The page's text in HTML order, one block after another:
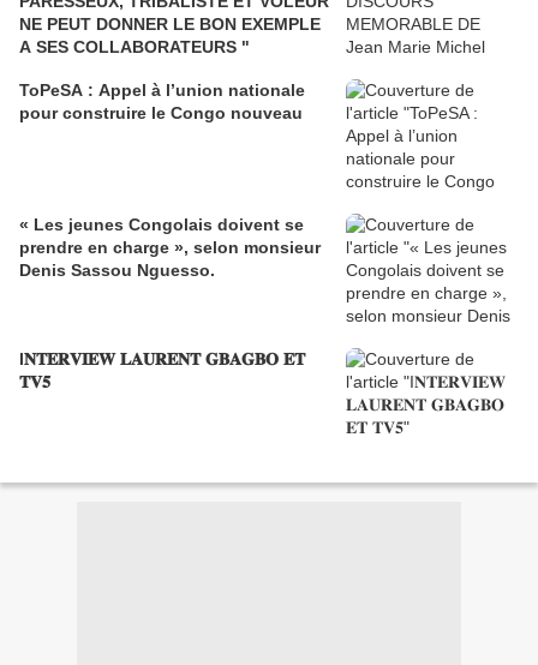
NE PEUT DONNER LE BON EXEMPLE
A SES COLLABORATEURS "
ToPeSA : Appel à l’union nationale
pour construire le Congo nouveau
« Les jeunes Congolais doivent se
prendre en charge », selon monsieur
Denis Sassou Nguesso.
I𝐍𝐓𝐄𝐑𝐕𝐈𝐄𝐖 𝐋𝐀𝐔𝐑𝐄𝐍𝐓 𝐆𝐁𝐀𝐆𝐁𝐎 𝐄𝐓
𝐓𝐕𝟓